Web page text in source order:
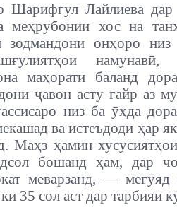
Шарифгул Лайлиева дар
меҳрубонии хос на
зодмандони онҳоро низ
маҳорати баланд
ҷавон асту ғайр аз
низ ба ӯҳда
ва истеъдоди ҳар
Маҳз ҳамин
бошанд ҳам, дар
меварзанд, — мегӯяд
35 сол аст дар тарбияи